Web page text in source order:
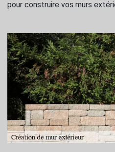
pour construire vos murs